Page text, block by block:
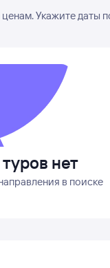
Укажите даты
нет
в поиске